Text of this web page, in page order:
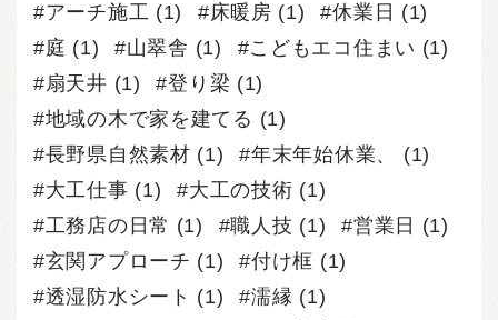
アーチ施工 (1) 床暖房 (1) 休業日 (1)
庭 (1) 山翠舎 (1) こどもエコ住まい (1)
扇天井 (1) 登り梁 (1)
地域の木で家を建てる (1)
長野県自然素材 (1) 年末年始休業、
(1)
大工仕事 (1) 大工の技術 (1)
工務店の日常 (1) 職人技 (1) 営業日 (1)
玄関アプローチ (1) 付け框 (1)
透湿防水シート (1) 濡縁 (1)